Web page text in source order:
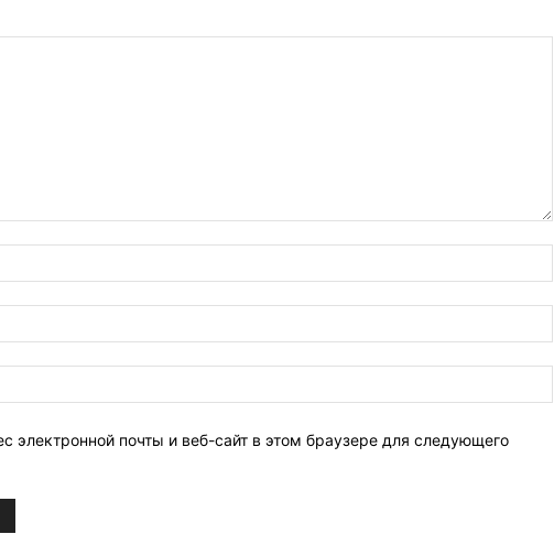
электронной почты и веб-сайт в этом браузере для следующего